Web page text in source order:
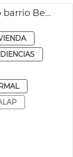
Inversión alumbrado público barrio Benicalap